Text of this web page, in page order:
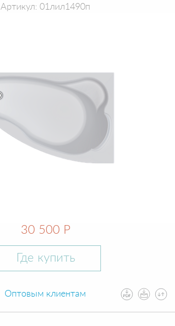
Артикул: 01лил1490п
30 500 Р
Где купить
Оптовым клиентам